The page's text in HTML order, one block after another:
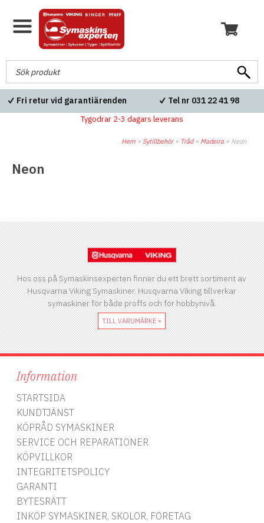
Fri retur vid garantiärenden Tel nr 031 22 41 98
Tygodrar 2-3 dagars leverans
Hem » Sytillbehör» Tråd» Madeira » Neon
Neon
Hos oss på Symaskinsexperten finner du ett brett sortiment av
Husqvarna Viking Symaskiner. Husqvarna Viking tillverkar
symaskiner för både proffs och för hobbynivå.
TILL VARUMÄRKE »
Information
STARTSIDA
KUNDTJÄNST
KÖPRÅD SYMASKINER
SERVICE OCH REPARATIONER
KÖPVILLKOR
INTEGRITETSPOLICY
GARANTI
BYTESRÄTT
INKÖP SYMASKINER, SKOLOR, FÖRETAG